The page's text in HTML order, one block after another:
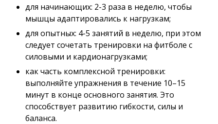
для начинающих: 2-3 раза в неделю, чтобы
мышцы адаптировались к нагрузкам;
для опытных: 4-5 занятий в неделю, при этом
следует сочетать тренировки на фитболе с
силовыми и кардионагрузками;
как часть комплексной тренировки:
выполняйте упражнения в течение 10–15
минут в конце основного занятия. Это
способствует развитию гибкости, силы и
баланса.